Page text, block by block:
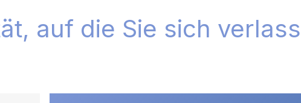
auf die Sie sich